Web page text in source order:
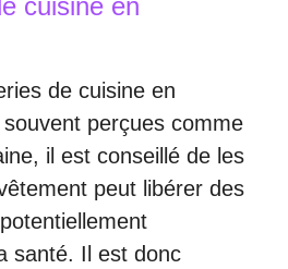
cuisine en
de cuisine en
perçues comme
il est conseillé de les
peut libérer des
santé. Il est donc